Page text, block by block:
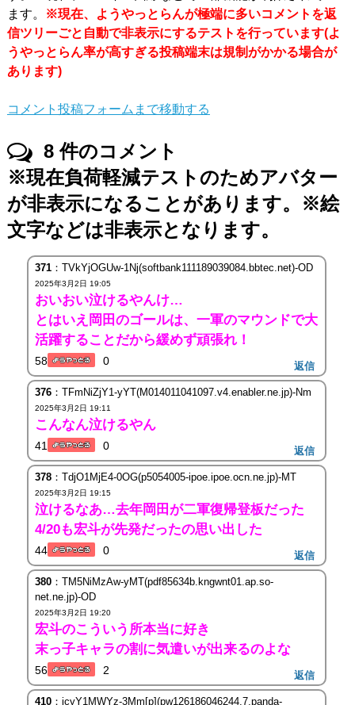
ます。
※現在、ようやっとらんが極端に多いコメントを返
信ツリーごと自動で非表示にするテストを行っています(よ
うやっとらん率が高すぎる投稿端末は規制がかかる場合が
あります)
コメント投稿フォームまで移動する
8件のコメント
※現在負荷軽減テストのためアバター
が非表示になることがあります。※絵
文字などは非表示となります。
371：TVkYjOGUw-1Nj(softbank111189039084.bbtec.net)-OD
2025年3月2日 19:05
おいおい泣けるやんけ…
とはいえ岡田のゴールは、一軍のマウンドで大
活躍することだから緩めず頑張れ！
58 0 返信
376：TFmNiZjY1-yYT(M014011041097.v4.enabler.ne.jp)-Nm
2025年3月2日 19:11
こんなん泣けるやん
41 0 返信
378：TdjO1MjE4-0OG(p5054005-ipoe.ipoe.ocn.ne.jp)-MT
2025年3月2日 19:15
泣けるなあ…去年岡田が二軍復帰登板だった
4/20も宏斗が先発だったの思い出した
44 0 返信
380：TM5NiMzAw-yMT(pdf85634b.kngwnt01.ap.so-
net.ne.jp)-OD
2025年3月2日 19:20
宏斗のこういう所本当に好き
末っ子キャラの割に気遣いが出来るのよな
56 2 返信
410：jcyY1MWYz-3Mm[p](pw126186046244.7.panda-